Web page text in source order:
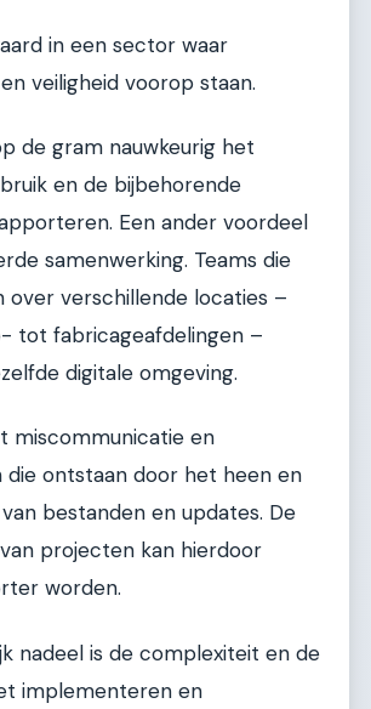
in een sector waar
veiligheid voorop staan.
de gram nauwkeurig het
en de bijbehorende
Een ander voordeel
samenwerking. Teams die
over verschillende locaties –
tot fabricageafdelingen –
digitale omgeving.
miscommunicatie en
die ontstaan door het heen en
bestanden en updates. De
projecten kan hierdoor
worden.
nadeel is de complexiteit en de
implementeren en